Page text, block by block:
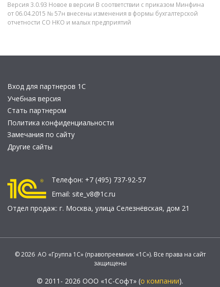
Версия 3.0.93 Новое в версии В соответствии с приказом Минфина
от 06.04.2015 № 57н внесены изменения в формы бухгалтерской
отчетности СО НКО и малых предприятий
Вход для партнеров 1С
Учебная версия
Стать партнером
Политика конфиденциальности
Замечания по сайту
Другие сайты
Телефон: +7 (495) 737-92-57
Email: site_v8@1c.ru
Отдел продаж: г. Москва, улица Селезнёвская, дом 21
© 2026 АО «Группа 1С» (правопреемник «1С»). Все права на сайт
защищены
© 2011- 2026 ООО «1С-Софт» (о компании).